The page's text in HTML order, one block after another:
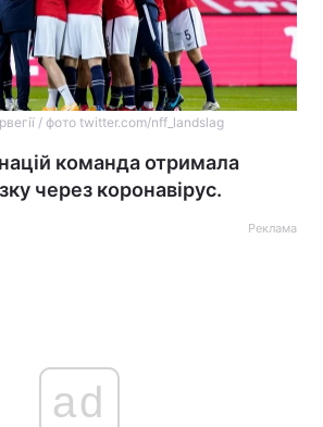
/ фото twitter.com/nff_landslag
команда отримала
через коронавірус.
Реклама
ad